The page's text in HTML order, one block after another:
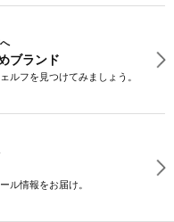
ブランド
ルフを見つけてみましょう。
ル情報をお届け。